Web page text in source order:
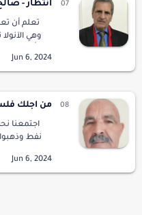
انتظار -
تعلم أن
وهي
أولادك
من اجلك
اجتمعنا
نفط
ننددثم ...